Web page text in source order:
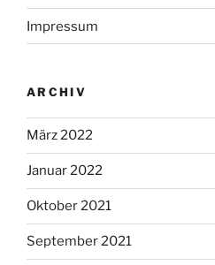
Impressum
ARCHIV
März 2022
Januar 2022
Oktober 2021
September 2021